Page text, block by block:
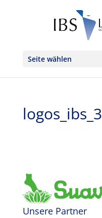
Seite wählen
logos_ibs_3
Unsere Partner